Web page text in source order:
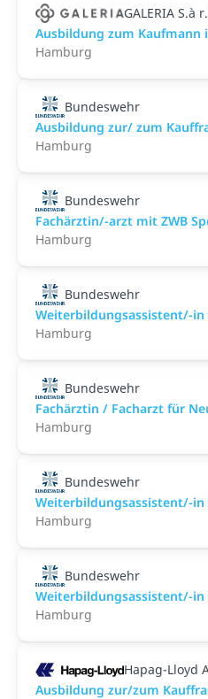
GALERIA S.à
Ausbildung zum Kaufmann
Hamburg
Bundeswehr
Ausbildung zur/ zum
Hamburg
Bundeswehr
Fachärztin/-arzt mit ZWB
Hamburg
Bundeswehr
Weiterbildungsassistent/-
Hamburg
Bundeswehr
Fachärztin / Facharzt für
Hamburg
Bundeswehr
Weiterbildungsassistent/-
Hamburg
Bundeswehr
Weiterbildungsassistent/-
Hamburg
Hapag-Lloyd
Ausbildung zur/zum